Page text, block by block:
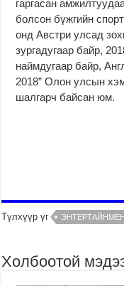
гаргасан
болсон бүжгийн
онд Австри улсад
зургадугаар байр,
наймдугаар байр,
2018” Олон улсын
шалгарч байсан юм.
Түлхүүр үг
Холбоотой